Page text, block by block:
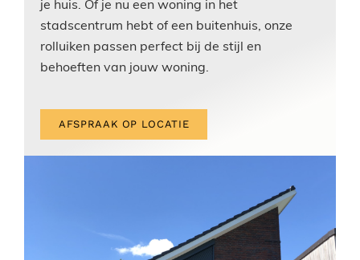
stadscentrum hebt of een buitenhuis, onze
rolluiken passen perfect bij de stijl en
behoeften van jouw woning.
AFSPRAAK OP LOCATIE